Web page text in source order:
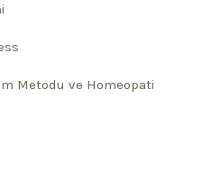
Metodu ve Homeopati